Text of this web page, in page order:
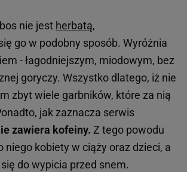
nie jest herbatą,
go w podobny sposób. Wyróżnia
- łagodniejszym, miodowym, bez
goryczy. Wszystko dlatego, iż nie
zbyt wiele garbników, które za nią
jak zaznacza serwis
zawiera kofeiny. Z tego powodu
niego kobiety w ciąży oraz dzieci, a
do wypicia przed snem.